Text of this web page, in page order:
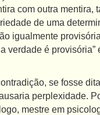
com outra mentira,
de uma
igualmente
verdade é provisória”
se fosse
perplexidade.
mestre em